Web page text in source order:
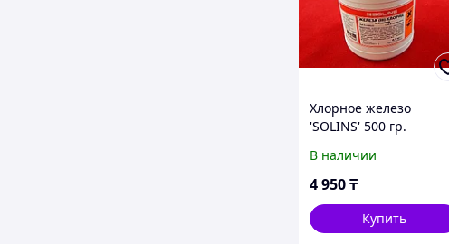
Хлорное железо
'SOLINS' 500 гр.
В наличии
4 950₸
Купить